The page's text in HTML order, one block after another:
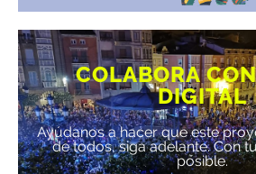
COLABORA
DIGITAL
Ayúdanos a hacer que este
de todos, siga adelante. Con
posible.